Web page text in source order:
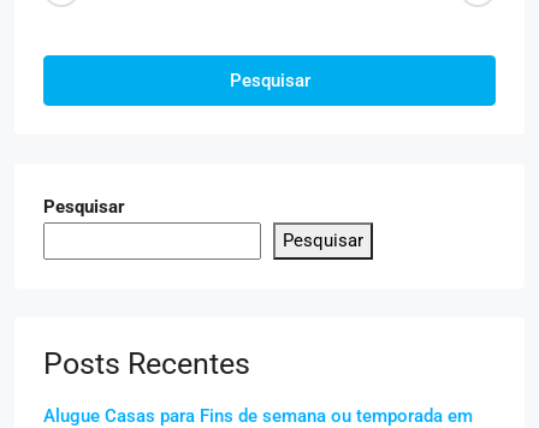
Pesquisar
Pesquisar
Pesquisar
Posts Recentes
Alugue Casas para Fins de semana ou temporada em